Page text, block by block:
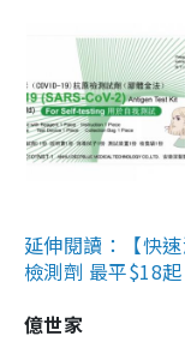
延伸閱讀：【快
檢測劑 最平$18
億世家